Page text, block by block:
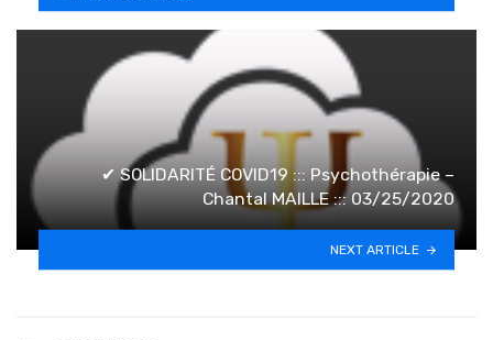
✔ SOLIDARITÉ COVID19 ::: Psychothérapie –
Chantal MAILLE ::: 03/25/2020
NEXT ARTICLE